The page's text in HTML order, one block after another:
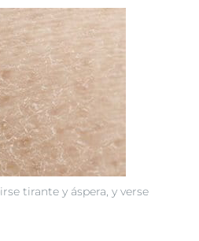
tirante y áspera, y verse